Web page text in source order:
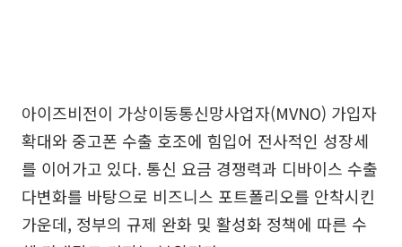
아이즈비전이 가상이동통신망사업자(MVNO) 가입자
확대와 중고폰 수출 호조에 힘입어 전사적인 성장세
를 이어가고 있다. 통신 요금 경쟁력과 디바이스 수출
다변화를 바탕으로 비즈니스 포트폴리오를 안착시킨
가운데, 정부의 규제 완화 및 활성화 정책에 따른 수